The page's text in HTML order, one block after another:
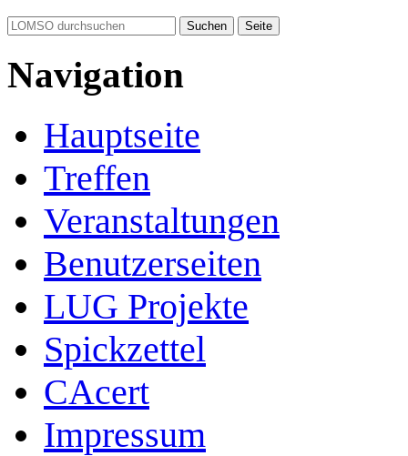
Navigation
Hauptseite
Treffen
Veranstaltungen
Benutzerseiten
LUG Projekte
Spickzettel
CAcert
Impressum